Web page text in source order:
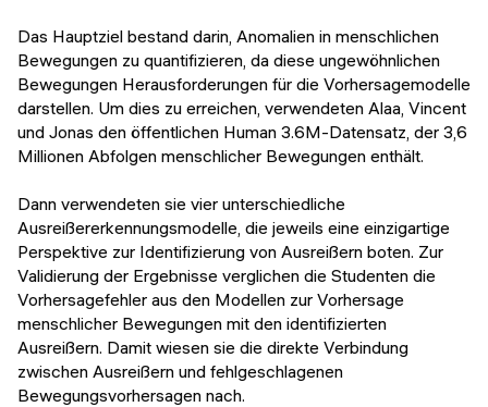
Das Hauptziel bestand darin, Anomalien in menschlichen
Bewegungen zu quantifizieren, da diese ungewöhnlichen
Bewegungen Herausforderungen für die Vorhersagemodelle
darstellen. Um dies zu erreichen, verwendeten Alaa, Vincent
und Jonas den öffentlichen Human 3.6M-Datensatz, der 3,6
Millionen Abfolgen menschlicher Bewegungen enthält.
Dann verwendeten sie vier unterschiedliche
Ausreißererkennungsmodelle, die jeweils eine einzigartige
Perspektive zur Identifizierung von Ausreißern boten. Zur
Validierung der Ergebnisse verglichen die Studenten die
Vorhersagefehler aus den Modellen zur Vorhersage
menschlicher Bewegungen mit den identifizierten
Ausreißern. Damit wiesen sie die direkte Verbindung
zwischen Ausreißern und fehlgeschlagenen
Bewegungsvorhersagen nach.